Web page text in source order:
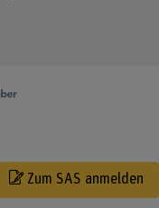
Zum SAS anmelden